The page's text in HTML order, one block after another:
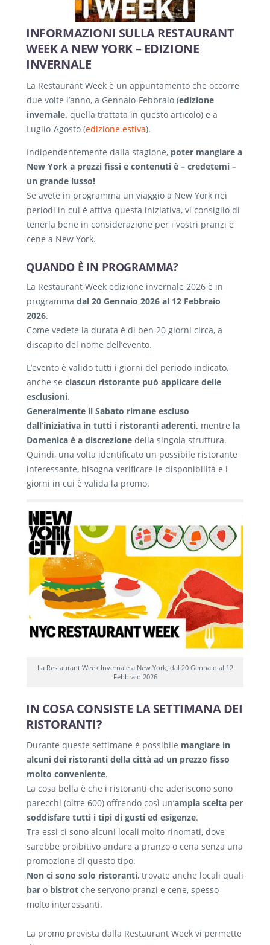
INFORMAZIONI SULLA RESTAURANT
WEEK A NEW YORK – EDIZIONE
INVERNALE
La Restaurant Week è un appuntamento che occorre
due volte l’anno, a Gennaio-Febbraio (edizione
invernale, quella trattata in questo articolo) e a
Luglio-Agosto (edizione estiva).
Indipendentemente dalla stagione, poter mangiare a
New York a prezzi fissi e contenuti è – credetemi –
un grande lusso!
Se avete in programma un viaggio a New York nei
periodi in cui è attiva questa iniziativa, vi consiglio di
tenerla bene in considerazione per i vostri pranzi e
cene a New York.
QUANDO È IN PROGRAMMA?
La Restaurant Week edizione invernale 2026 è in
programma dal 20 Gennaio 2026 al 12 Febbraio
2026.
Come vedete la durata è di ben 20 giorni circa, a
discapito del nome dell’evento.
L’evento è valido tutti i giorni del periodo indicato,
anche se ciascun ristorante può applicare delle
esclusioni.
Generalmente il Sabato rimane escluso
dall’iniziativa in tutti i ristoranti aderenti, mentre la
Domenica è a discrezione della singola struttura.
Quindi, una volta identificato un possibile ristorante
interessante, bisogna verificare le disponibilità e i
giorni in cui è valida la promo.
La Restaurant Week Invernale a New York, dal 20 Gennaio al 12
Febbraio 2026
IN COSA CONSISTE LA SETTIMANA DEI
RISTORANTI?
Durante queste settimane è possibile mangiare in
alcuni dei ristoranti della città ad un prezzo fisso
molto conveniente.
La cosa bella è che i ristoranti che aderiscono sono
parecchi (oltre 600) offrendo così un’ampia scelta per
soddisfare tutti i tipi di gusti ed esigenze.
Tra essi ci sono alcuni locali molto rinomati, dove
sarebbe proibitivo andare a pranzo o cena senza una
promozione di questo tipo.
Non ci sono solo ristoranti, trovate anche locali quali
bar o bistrot che servono pranzi e cene, spesso
molto interessanti.
La promo prevista dalla Restaurant Week vi permette